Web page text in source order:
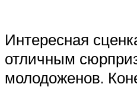
Интересная
отличным
молодоженов.